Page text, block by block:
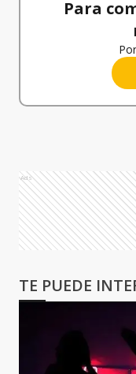
Para
Ads
TE PUEDE